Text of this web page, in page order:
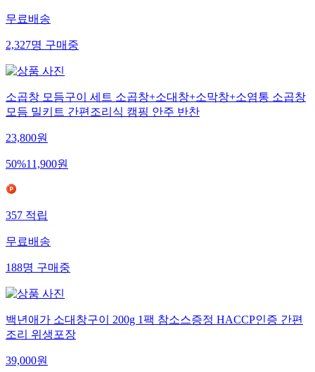
무료배송
2,327명 구매중
소곱창 모듬구이 세트 소곱창+소대창+소막창+소염통 소곱창
모듬 밀키트 간편조리식 캠핑 안주 반찬
23,800원
50%11,900원
357 적립
무료배송
188명 구매중
백년애가 소대창구이 200g 1팩 참소스증정 HACCP인증 간편
조리 위생포장
39,000원